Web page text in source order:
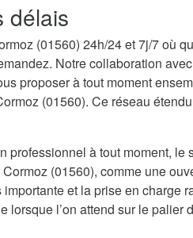
délais
(01560) 24h/24 et 7j/7 où
Notre collaboration avec
proposer à tout moment
(01560). Ce réseau
professionnel à tout moment, le
(01560), comme une
et la prise en charge
lorsque l’on attend sur le palier